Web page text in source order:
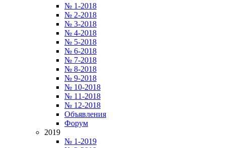
№ 1-2018
№ 2-2018
№ 3-2018
№ 4-2018
№ 5-2018
№ 6-2018
№ 7-2018
№ 8-2018
№ 9-2018
№ 10-2018
№ 11-2018
№ 12-2018
Объявления
Форум
2019
№ 1-2019